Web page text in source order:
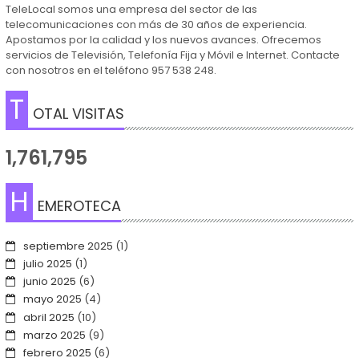
TeleLocal somos una empresa del sector de las
telecomunicaciones con más de 30 años de experiencia.
Apostamos por la calidad y los nuevos avances. Ofrecemos
servicios de Televisión, Telefonía Fija y Móvil e Internet. Contacte
con nosotros en el teléfono 957 538 248.
T OTAL VISITAS
1,761,795
H EMEROTECA
septiembre 2025 (1)
julio 2025 (1)
junio 2025 (6)
mayo 2025 (4)
abril 2025 (10)
marzo 2025 (9)
febrero 2025 (6)